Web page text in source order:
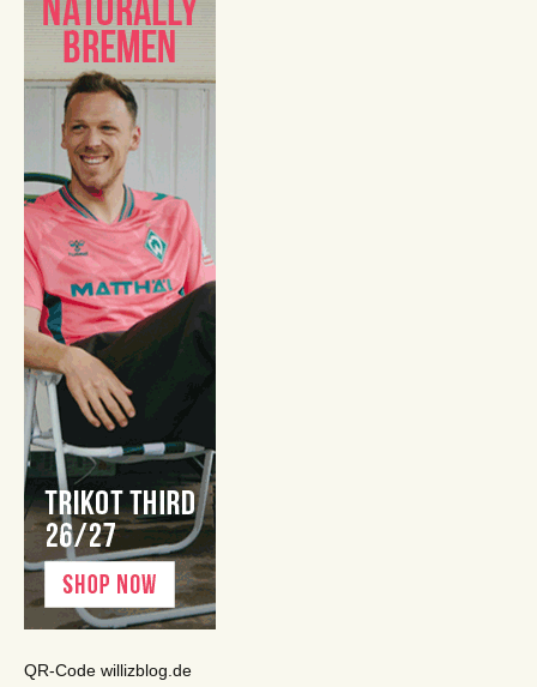
QR-Code willizblog.de